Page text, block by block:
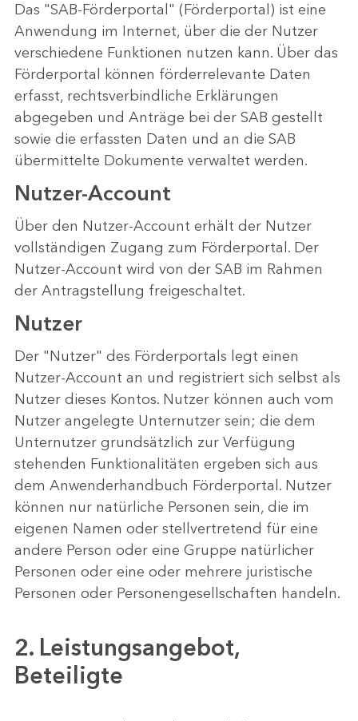
Das "SAB-Förderportal" (Förderportal) ist eine
Anwendung im Internet, über die der Nutzer
verschiedene Funktionen nutzen kann. Über das
Förderportal können förderrelevante Daten
erfasst, rechtsverbindliche Erklärungen
abgegeben und Anträge bei der SAB gestellt
sowie die erfassten Daten und an die SAB
übermittelte Dokumente verwaltet werden.
Nutzer-Account
Über den Nutzer-Account erhält der Nutzer
vollständigen Zugang zum Förderportal. Der
Nutzer-Account wird von der SAB im Rahmen
der Antragstellung freigeschaltet.
Nutzer
Der "Nutzer" des Förderportals legt einen
Nutzer-Account an und registriert sich selbst als
Nutzer dieses Kontos. Nutzer können auch vom
Nutzer angelegte Unternutzer sein; die dem
Unternutzer grundsätzlich zur Verfügung
stehenden Funktionalitäten ergeben sich aus
dem Anwenderhandbuch Förderportal. Nutzer
können nur natürliche Personen sein, die im
eigenen Namen oder stellvertretend für eine
andere Person oder eine Gruppe natürlicher
Personen oder eine oder mehrere juristische
Personen oder Personengesellschaften handeln.
2. Leistungsangebot,
Beteiligte